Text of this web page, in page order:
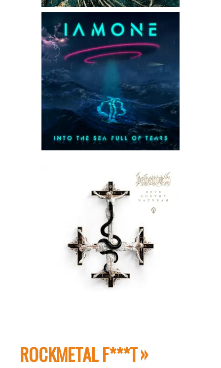
ROCKMETAL F***T